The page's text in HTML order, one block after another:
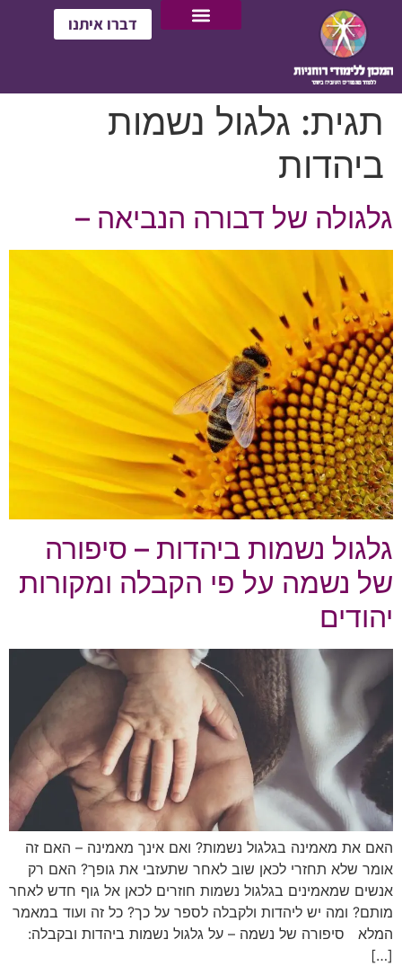
דברו איתנו
תגית: גלגול נשמות
ביהדות
גלגולה של דבורה הנביאה –
גלגול נשמות ביהדות – סיפורה
של נשמה על פי הקבלה ומקורות
יהודים
האם את מאמינה בגלגול נשמות? ואם אינך מאמינה – האם זה
אומר שלא תחזרי לכאן שוב לאחר שתעזבי את גופך? האם רק
אנשים שמאמינים בגלגול נשמות חוזרים לכאן אל גוף חדש לאחר
מותם? ומה יש ליהדות ולקבלה לספר על כך? כל זה ועוד במאמר
המלא סיפורה של נשמה – על גלגול נשמות ביהדות ובקבלה:
[…]